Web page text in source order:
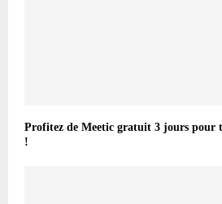
Profitez de Meetic gratuit 3 jours pour
!